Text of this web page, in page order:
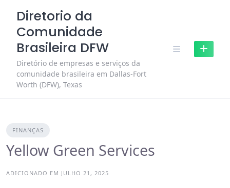
content
Diretorio da
Comunidade
Brasileira DFW
Diretório de empresas e serviços da
comunidade brasileira em Dallas-Fort
Worth (DFW), Texas
FINANÇAS
Yellow Green Services
ADICIONADO EM JULHO 21, 2025